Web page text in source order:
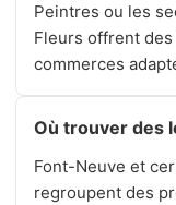
Peintres ou les
Fleurs offrent
commerces
Où trouver des
Font-Neuve et
regroupent des